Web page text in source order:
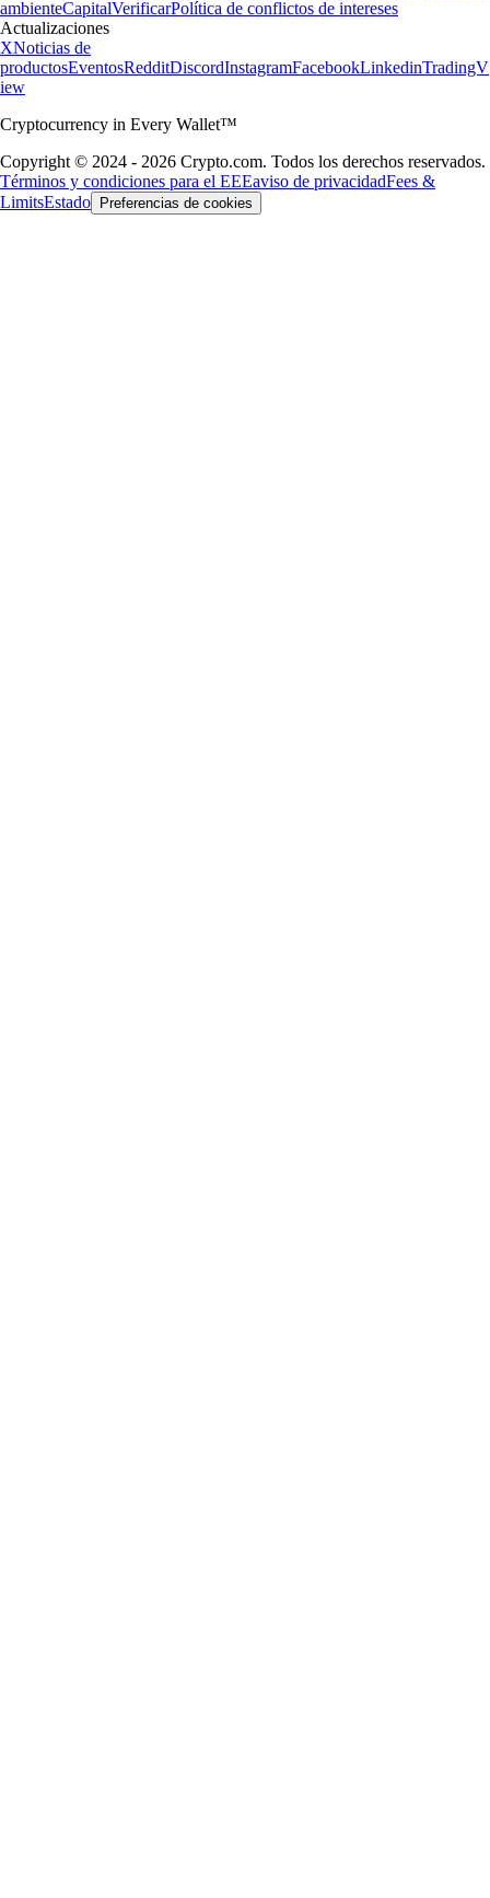
ambienteCapitalVerificarPolítica de conflictos de intereses
Actualizaciones
XNoticias de
productosEventosRedditDiscordInstagramFacebookLinkedinTradingV
iew
Cryptocurrency in Every Wallet™
Copyright © 2024 - 2026 Crypto.com. Todos los derechos reservados.
Términos y condiciones para el EEEaviso de privacidadFees &
LimitsEstado Preferencias de cookies